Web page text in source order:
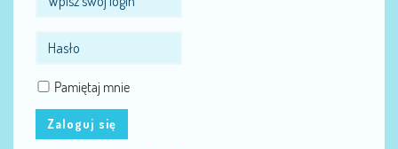
Pamiętaj mnie
Zaloguj się